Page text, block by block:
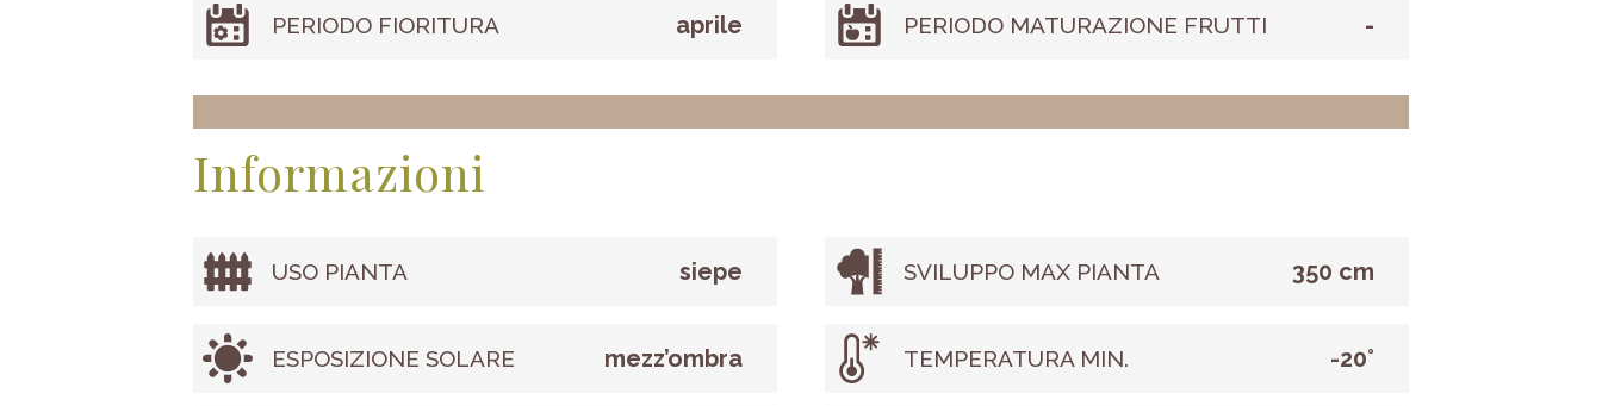
PERIODO FIORITURA aprile PERIODO MATURAZIONE FRUTTI -
Informazioni
USO PIANTA siepe SVILUPPO MAX PIANTA 350 cm
ESPOSIZIONE SOLARE mezz’ombra TEMPERATURA MIN. -20°